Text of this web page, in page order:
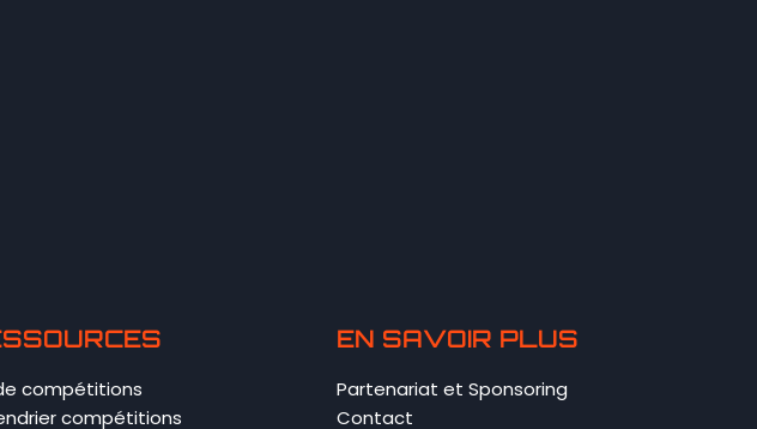
compétitions
compétitions
EN SAVOIR PLUS
Partenariat et Sponsoring
Contact